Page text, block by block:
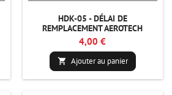
HDK-05 - DÉLAI DE
REMPLACEMENT AEROTECH
4,00 €
 Ajouter au panier